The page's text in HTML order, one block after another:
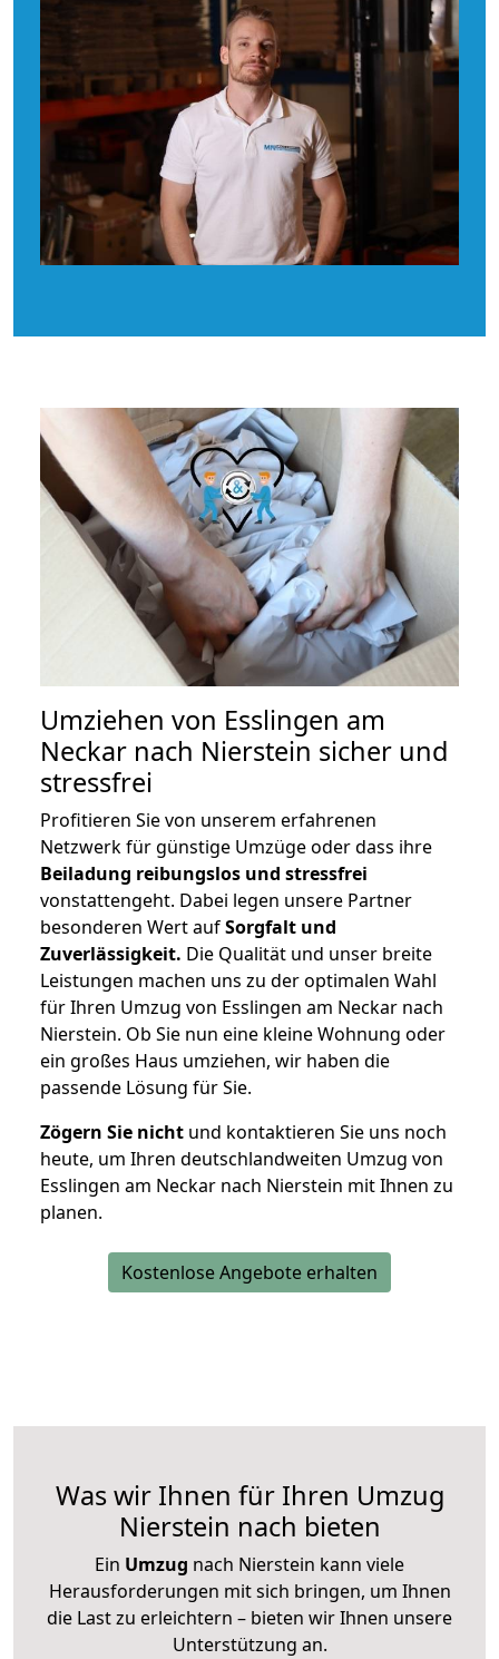
Umziehen von Esslingen am
Neckar nach Nierstein sicher und
stressfrei
Profitieren Sie von unserem erfahrenen
Netzwerk für günstige Umzüge oder dass ihre
Beiladung reibungslos und stressfrei
vonstattengeht. Dabei legen unsere Partner
besonderen Wert aufSorgfalt und
Zuverlässigkeit. Die Qualität und unser breite
Leistungen machen uns zu der optimalen Wahl
für Ihren Umzug von Esslingen am Neckar nach
Nierstein. Ob Sie nun eine kleine Wohnung oder
ein großes Haus umziehen, wir haben die
passende Lösung für Sie.
Zögern Sie nicht und kontaktieren Sie uns noch
heute, um Ihren deutschlandweiten Umzug von
Esslingen am Neckar nach Nierstein mit Ihnen zu
planen.
Kostenlose Angebote erhalten
Was wir Ihnen für Ihren Umzug
Nierstein nach bieten
Ein Umzug nach Nierstein kann viele
Herausforderungen mit sich bringen, um Ihnen
die Last zu erleichtern – bieten wir Ihnen unsere
Unterstützung an.